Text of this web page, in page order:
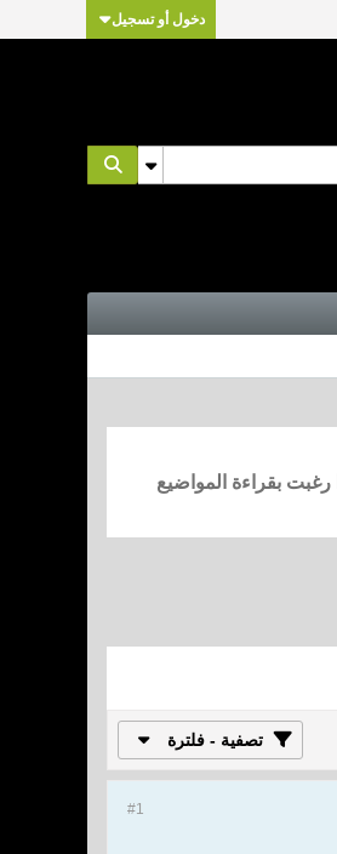
دخول أو تسجيل
رغبت بقراءة المواضيع
تصفية - فلترة
#1